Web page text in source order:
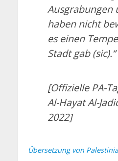
Ausgrabungen
haben nicht
es einen
Stadt gab (sic).“
[Offizielle PA-
Al-Hayat Al-
2022]
Übersetzung von